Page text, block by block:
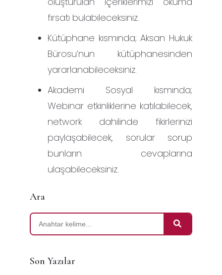
fırsatı bulabileceksiniz.
Kütüphane kısmında; Aksan Hukuk
Bürosu’nun kütüphanesinden
yararlanabileceksiniz.
Akademi Sosyal kısmında;
Webinar etkinliklerine katılabilecek,
network dahilinde fikirlerinizi
paylaşabilecek, sorular sorup
bunların cevaplarına
ulaşabileceksiniz.
Ara
Son Yazılar